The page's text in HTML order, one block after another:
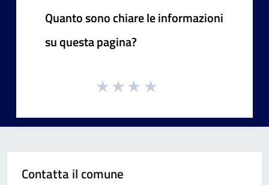
Quanto sono chiare le informazioni
su questa pagina?
Contatta il comune